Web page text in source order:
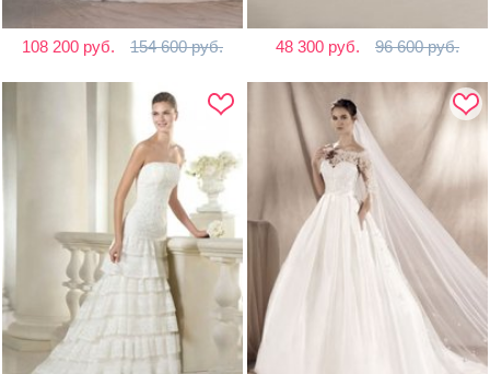
108 200 руб. 154 600 руб. 48 300 руб. 96 600 руб.